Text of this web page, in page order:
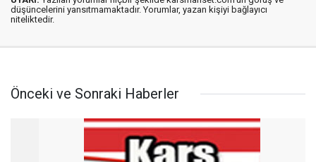
düşüncelerini yansıtmamaktadır. Yorumlar, yazan kişiyi bağlayıcı
niteliktedir.
Önceki ve Sonraki Haberler